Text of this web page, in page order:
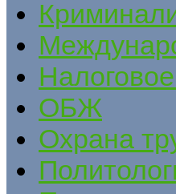
ОБЖ
Охрана